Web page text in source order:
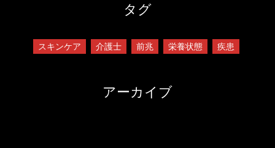
タグ
スキンケア 介護士 前兆 栄養状態 疾患
アーカイブ